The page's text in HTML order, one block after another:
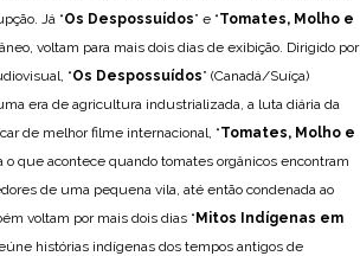
Já “Os Despossuídos” e “Tomates, Molho e
voltam para mais dois dias de exibição. Dirigido por
“Os Despossuídos” (Canadá/Suíça)
era de agricultura industrializada, a luta diária da
de melhor filme internacional, “Tomates, Molho e
o que acontece quando tomates orgânicos encontram
de uma pequena vila, até então condenada ao
voltam por mais dois dias “ Mitos Indígenas em
histórias indígenas dos tempos antigos de